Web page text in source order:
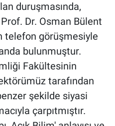
duruşmasında,
Dr. Osman Bülent
telefon görüşmesiyle
bulunmuştur.
Fakültesinin
tarafından
şekilde siyasi
çarpıtmıştır.